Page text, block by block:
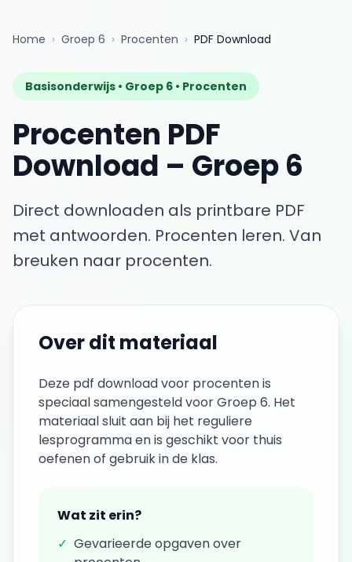
Home › Groep 6 › Procenten › PDF Download
Basisonderwijs • Groep 6 • Procenten
Procenten PDF
Download – Groep 6
Direct downloaden als printbare PDF
met antwoorden. Procenten leren. Van
breuken naar procenten.
Over dit materiaal
Deze pdf downloadvoor procentenis
speciaal samengesteld voorGroep 6. Het
materiaal sluit aan bij het reguliere
lesprogramma en is geschikt voor thuis
oefenen of gebruik in de klas.
Wat zit erin?
✓ Gevarieerde opgaven over